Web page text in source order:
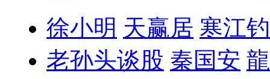
徐小明 天赢居 寒江
老孙头谈股 秦国安